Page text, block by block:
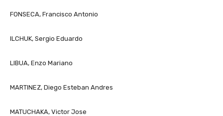
FONSECA, Francisco Antonio
ILCHUK, Sergio Eduardo
LIBUA, Enzo Mariano
MARTINEZ, Diego Esteban Andres
MATUCHAKA, Victor Jose